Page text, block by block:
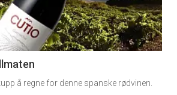
å regne for denne spanske rødvinen.